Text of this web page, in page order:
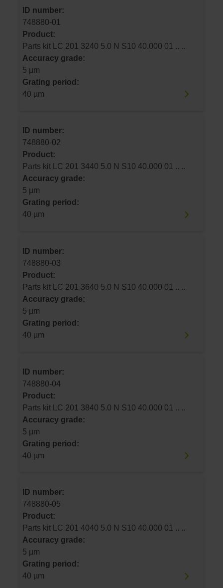
ID number:
748880-01
Product:
Parts kit LC 201 3240 5.0 N S10 40.000 01 .. ..
Accuracy grade:
5 µm
Grating period:
40 µm
ID number:
748880-02
Product:
Parts kit LC 201 3440 5.0 N S10 40.000 01 .. ..
Accuracy grade:
5 µm
Grating period:
40 µm
ID number:
748880-03
Product:
Parts kit LC 201 3640 5.0 N S10 40.000 01 .. ..
Accuracy grade:
5 µm
Grating period:
40 µm
ID number:
748880-04
Product:
Parts kit LC 201 3840 5.0 N S10 40.000 01 .. ..
Accuracy grade:
5 µm
Grating period:
40 µm
ID number:
748880-05
Product:
Parts kit LC 201 4040 5.0 N S10 40.000 01 .. ..
Accuracy grade:
5 µm
Grating period:
40 µm